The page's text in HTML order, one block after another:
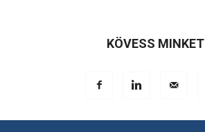
KÖVESS MINKET